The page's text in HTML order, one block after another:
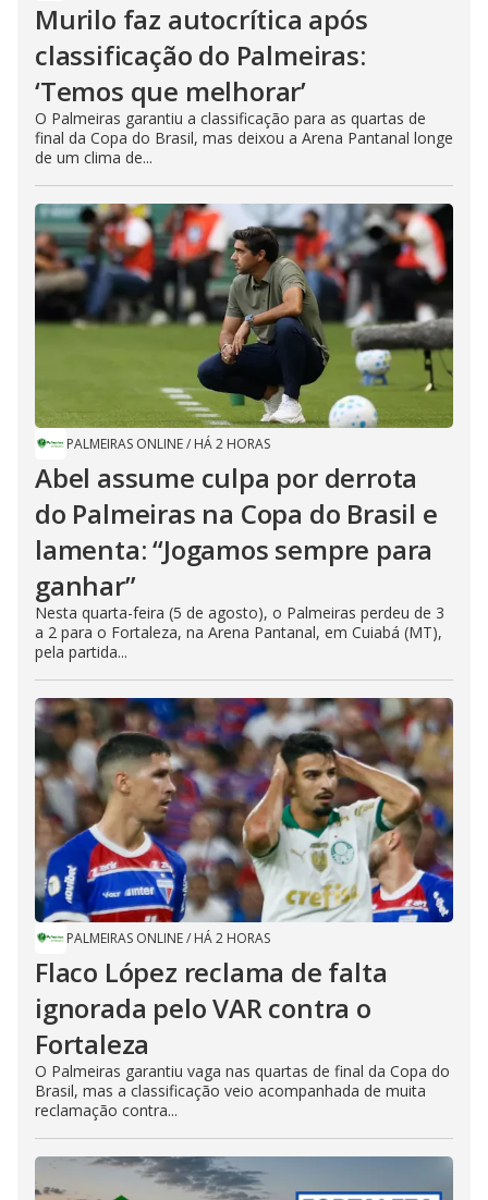
Murilo faz autocrítica após
classificação do Palmeiras:
‘Temos que melhorar’
O Palmeiras garantiu a classificação para as quartas de
final da Copa do Brasil, mas deixou a Arena Pantanal longe
de um clima de...
PALMEIRAS ONLINE/ HÁ 2 HORAS
Abel assume culpa por derrota
do Palmeiras na Copa do Brasil e
lamenta: “Jogamos sempre para
ganhar”
Nesta quarta-feira (5 de agosto), o Palmeiras perdeu de 3
a 2 para o Fortaleza, na Arena Pantanal, em Cuiabá (MT),
pela partida...
PALMEIRAS ONLINE/ HÁ 2 HORAS
Flaco López reclama de falta
ignorada pelo VAR contra o
Fortaleza
O Palmeiras garantiu vaga nas quartas de final da Copa do
Brasil, mas a classificação veio acompanhada de muita
reclamação contra...